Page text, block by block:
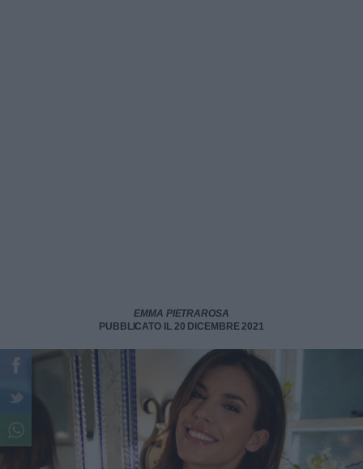
EMMA PIETRAROSA
PUBBLICATO IL 20 DICEMBRE 2021